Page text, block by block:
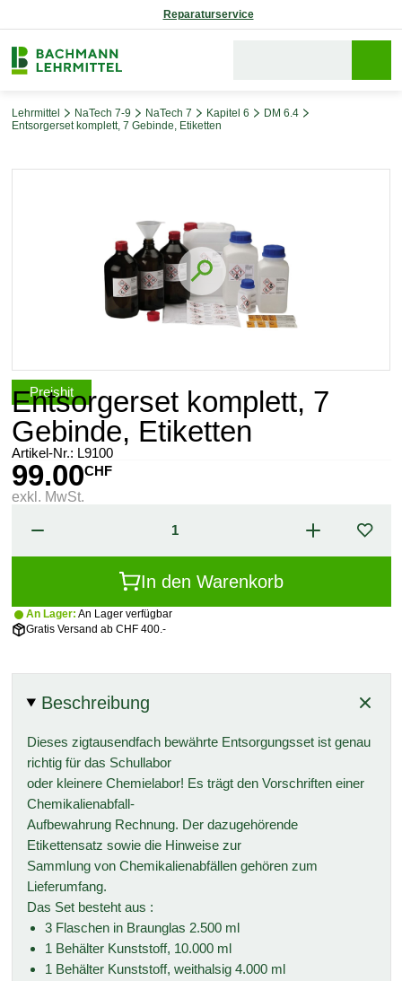
Reparaturservice
Lehrmittel NaTech 7-9 NaTech 7 Kapitel 6
DM 6.4
Entsorgerset komplett, 7 Gebinde, Etiketten
Preishit
Entsorgerset komplett, 7
Gebinde, Etiketten
Artikel-Nr.: L9100
99.00CHF
exkl. MwSt.
In den Warenkorb
An Lager: An Lager verfügbar
Gratis Versand ab CHF 400.-
Beschreibung
Dieses zigtausendfach bewährte Entsorgungsset ist genau
richtig für das Schullabor
oder kleinere Chemielabor! Es trägt den Vorschriften einer
Chemikalienabfall-
Aufbewahrung Rechnung. Der dazugehörende
Etikettensatz sowie die Hinweise zur
Sammlung von Chemikalienabfällen gehören zum
Lieferumfang.
Das Set besteht aus :
3 Flaschen in Braunglas 2.500 ml
1 Behälter Kunststoff, 10.000 ml
1 Behälter Kunststoff, weithalsig 4.000 ml